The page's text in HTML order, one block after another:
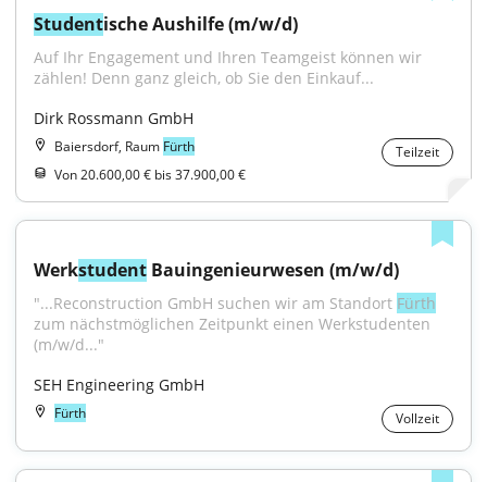
Studentische Aushilfe (m/w/d)
Auf Ihr Engagement und Ihren Teamgeist können wir
zählen! Denn ganz gleich, ob Sie den Einkauf...
Dirk Rossmann GmbH
Baiersdorf, Raum Fürth
Teilzeit
Von 20.600,00 € bis 37.900,00 €
Werkstudent Bauingenieurwesen (m/w/d)
"...Reconstruction GmbH suchen wir am Standort Fürth
zum nächstmöglichen Zeitpunkt einen Werkstudenten
(m/w/d..."
SEH Engineering GmbH
Fürth Vollzeit